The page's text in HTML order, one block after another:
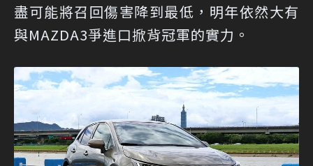
盡可能將召回傷害降到最低，明年依然大有
與MAZDA3爭進口掀背冠軍的實力。